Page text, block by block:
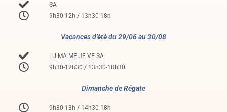
SA
9h30-12h / 13h30-18h
Vacances d’été du 29/06 au 30/08
LU MA ME JE VE SA
9h30-12h30 / 13h30-18h30
Dimanche de Régate
9h30-13h / 14h30-18h